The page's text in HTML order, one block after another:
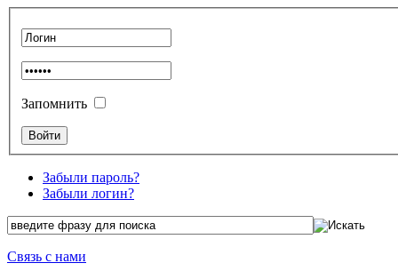
Запомнить
Забыли пароль?
Забыли логин?
Связь с нами